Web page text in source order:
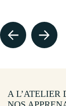
A L’ATELIER